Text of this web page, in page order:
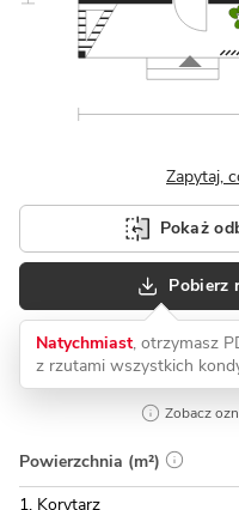
Zapytaj,
Pokaż
Pobierz
Natychmiast, otrzymasz
z rzutami wszystkich
Zobacz
Powierzchnia (m²)
1. Korytarz